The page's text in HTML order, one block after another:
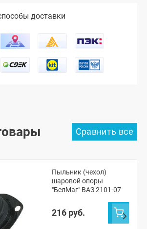
доставки
Пыльник (чехол)
шаровой опоры
"БелМаг" ВАЗ 2101-07
216 руб.